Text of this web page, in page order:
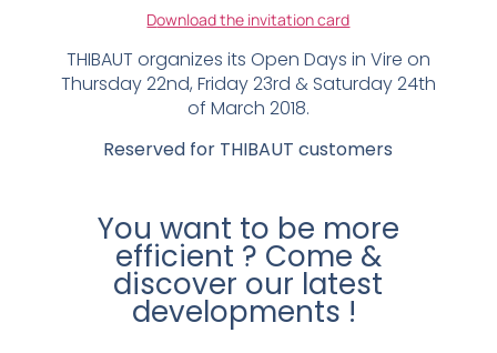
Download the invitation card
THIBAUT organizes its Open Days in Vire on
Thursday 22nd, Friday 23rd & Saturday 24th
of March 2018.
Reserved for THIBAUT customers
You want to be more
efficient ? Come &
discover our latest
developments !